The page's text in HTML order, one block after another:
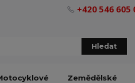
Hledat
+420 546 605
Zemědělské